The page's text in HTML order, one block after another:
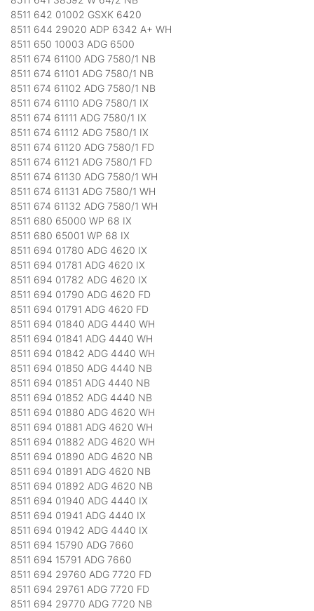
8511 642 01002 GSXK 6420
8511 644 29020 ADP 6342 A+ WH
8511 650 10003 ADG 6500
8511 674 61100 ADG 7580/1 NB
8511 674 61101 ADG 7580/1 NB
8511 674 61102 ADG 7580/1 NB
8511 674 61110 ADG 7580/1 IX
8511 674 61111 ADG 7580/1 IX
8511 674 61112 ADG 7580/1 IX
8511 674 61120 ADG 7580/1 FD
8511 674 61121 ADG 7580/1 FD
8511 674 61130 ADG 7580/1 WH
8511 674 61131 ADG 7580/1 WH
8511 674 61132 ADG 7580/1 WH
8511 680 65000 WP 68 IX
8511 680 65001 WP 68 IX
8511 694 01780 ADG 4620 IX
8511 694 01781 ADG 4620 IX
8511 694 01782 ADG 4620 IX
8511 694 01790 ADG 4620 FD
8511 694 01791 ADG 4620 FD
8511 694 01840 ADG 4440 WH
8511 694 01841 ADG 4440 WH
8511 694 01842 ADG 4440 WH
8511 694 01850 ADG 4440 NB
8511 694 01851 ADG 4440 NB
8511 694 01852 ADG 4440 NB
8511 694 01880 ADG 4620 WH
8511 694 01881 ADG 4620 WH
8511 694 01882 ADG 4620 WH
8511 694 01890 ADG 4620 NB
8511 694 01891 ADG 4620 NB
8511 694 01892 ADG 4620 NB
8511 694 01940 ADG 4440 IX
8511 694 01941 ADG 4440 IX
8511 694 01942 ADG 4440 IX
8511 694 15790 ADG 7660
8511 694 15791 ADG 7660
8511 694 29760 ADG 7720 FD
8511 694 29761 ADG 7720 FD
8511 694 29770 ADG 7720 NB